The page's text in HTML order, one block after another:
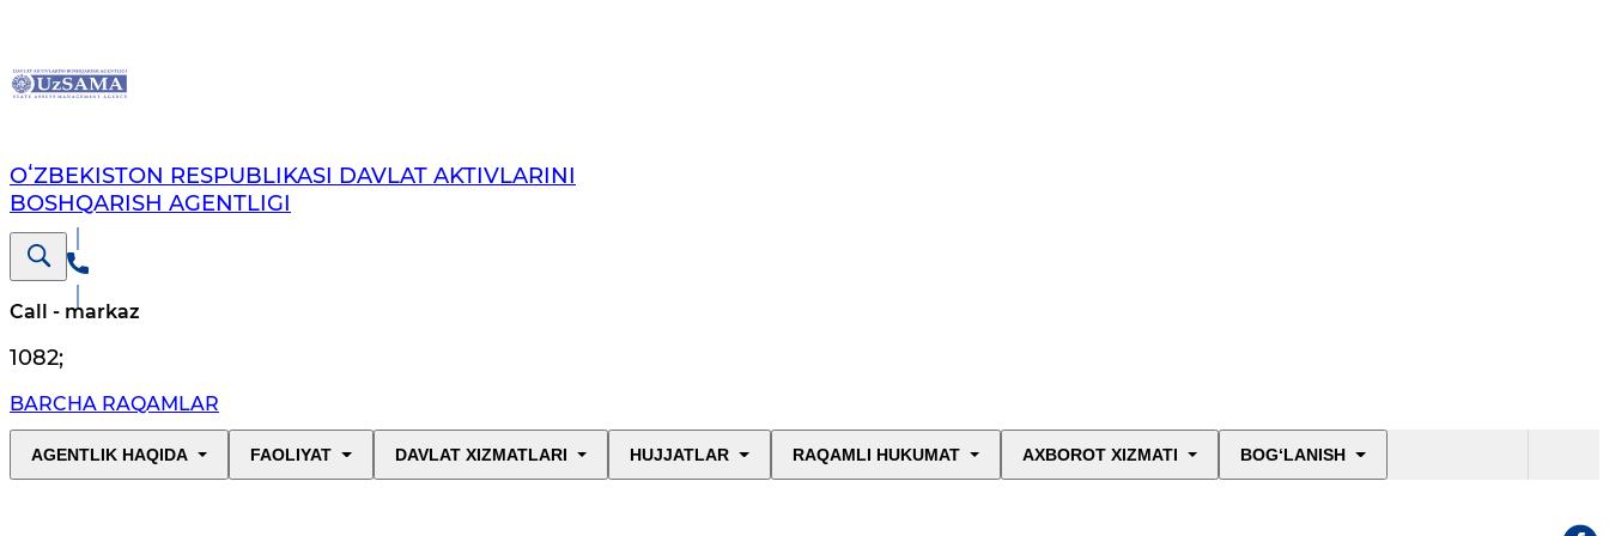
OʻZBEKISTON RESPUBLIKASI DAVLAT AKTIVLARINI
BOSHQARISH AGENTLIGI
Call - markaz
1082;
BARCHA RAQAMLAR
AGENTLIK HAQIDA FAOLIYAT DAVLAT XIZMATLARI HUJJATLAR RAQAMLI HUKUMAT AXBOROT XIZMATI BOG‘LANISH